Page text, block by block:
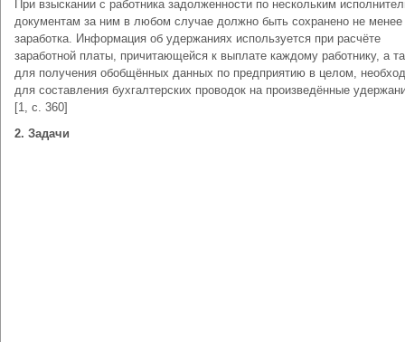
При взыскании с работника задолженности по нескольким
документам за ним в любом случае должно быть сохранено не менее
заработка. Информация об удержаниях используется при расчёте
заработной платы, причитающейся к выплате каждому работнику, а
для получения обобщённых данных по предприятию в целом,
для составления бухгалтерских проводок на произведённые
[1, с. 360]
2. Задачи